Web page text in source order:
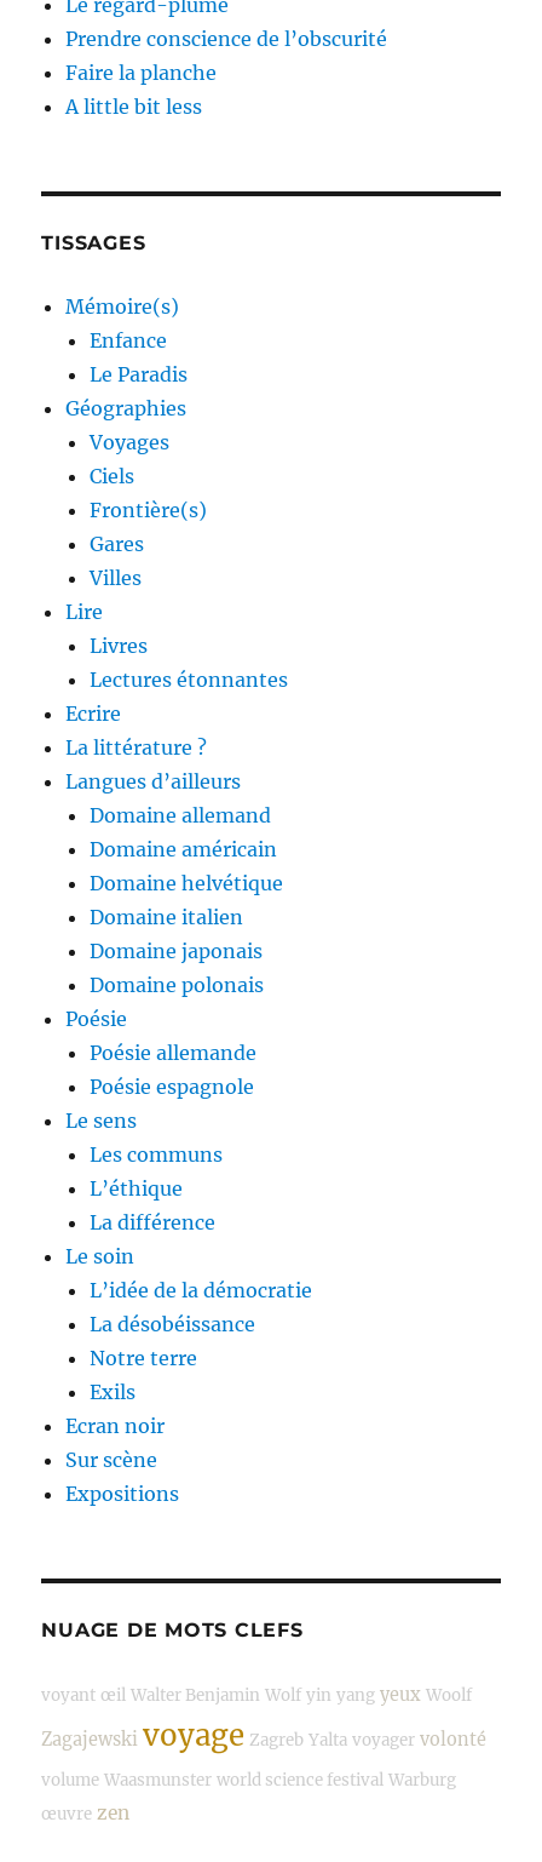
Le regard-plume
Prendre conscience de l’obscurité
Faire la planche
A little bit less
TISSAGES
Mémoire(s)
Enfance
Le Paradis
Géographies
Voyages
Ciels
Frontière(s)
Gares
Villes
Lire
Livres
Lectures étonnantes
Ecrire
La littérature ?
Langues d’ailleurs
Domaine allemand
Domaine américain
Domaine helvétique
Domaine italien
Domaine japonais
Domaine polonais
Poésie
Poésie allemande
Poésie espagnole
Le sens
Les communs
L’éthique
La différence
Le soin
L’idée de la démocratie
La désobéissance
Notre terre
Exils
Ecran noir
Sur scène
Expositions
NUAGE DE MOTS CLEFS
voyant œil Walter Benjamin Wolf yin yang yeux Woolf
Zagajewski voyage Zagreb Yalta voyager volonté
volume Waasmunster world science festival Warburg
œuvre zen